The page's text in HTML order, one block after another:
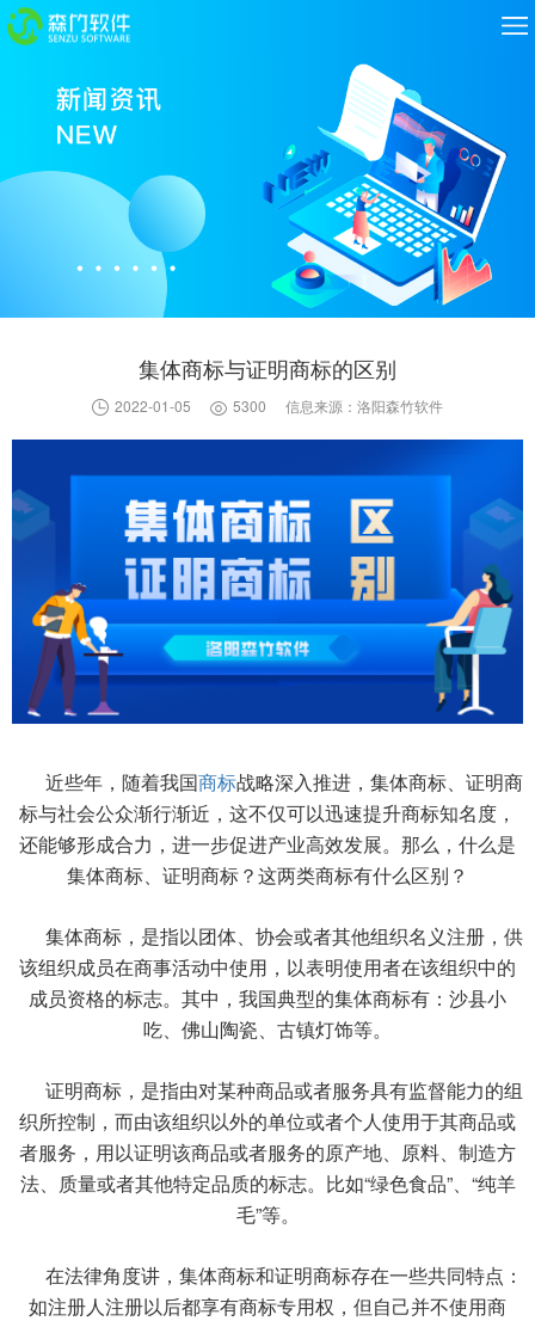
集体商标与证明商标的区别
2022-01-05 5300 信息来源：洛阳森竹软件
近些年，随着我国商标战略深入推进，集体商标、证明商
标与社会公众渐行渐近，这不仅可以迅速提升商标知名度，
还能够形成合力，进一步促进产业高效发展。那么，什么是
集体商标、证明商标？这两类商标有什么区别？
集体商标，是指以团体、协会或者其他组织名义注册，供
该组织成员在商事活动中使用，以表明使用者在该组织中的
成员资格的标志。其中，我国典型的集体商标有：沙县小
吃、佛山陶瓷、古镇灯饰等。
证明商标，是指由对某种商品或者服务具有监督能力的组
织所控制，而由该组织以外的单位或者个人使用于其商品或
者服务，用以证明该商品或者服务的原产地、原料、制造方
法、质量或者其他特定品质的标志。比如“绿色食品”、“纯羊
毛”等。
在法律角度讲，集体商标和证明商标存在一些共同特点：
如注册人注册以后都享有商标专用权，但自己并不使用商